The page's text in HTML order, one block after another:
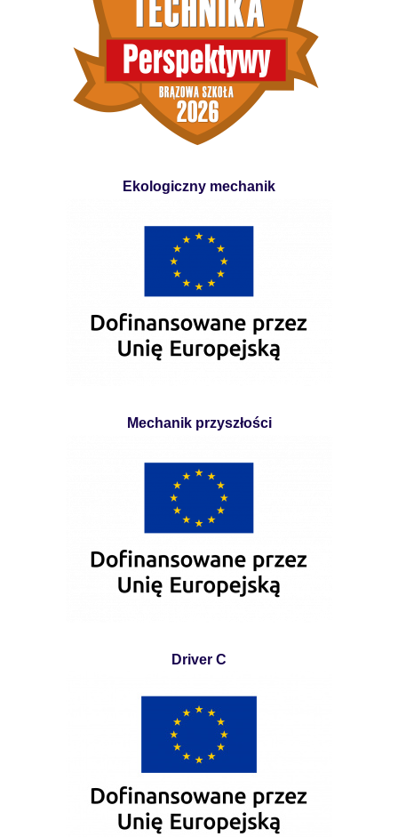
Ekologiczny mechanik
Mechanik przyszłości
Driver C